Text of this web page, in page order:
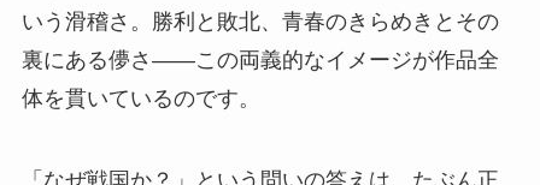
いう滑稽さ。勝利と敗北、青春のきらめきとその
裏にある儚さ――この両義的なイメージが作品全
体を貫いているのです。